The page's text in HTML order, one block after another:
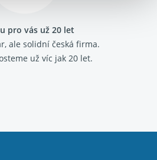
pro vás už 20 let
ale solidní česká firma.
už víc jak 20 let.